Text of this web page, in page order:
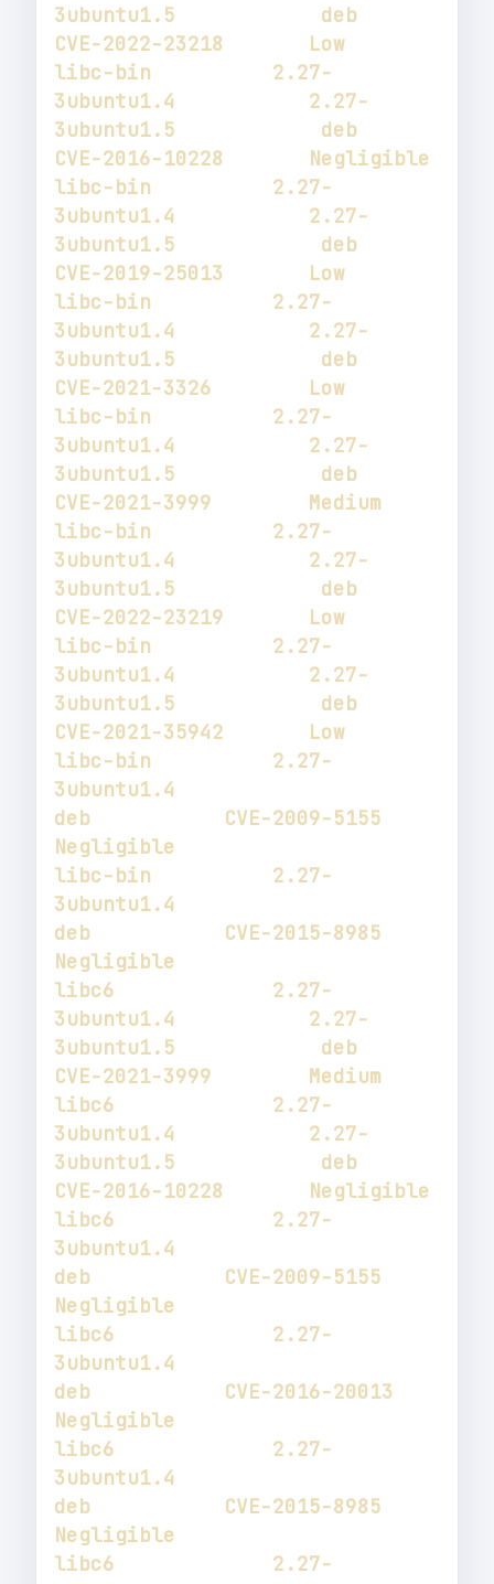
3ubuntu1.5            deb
libc-bin          2.27-
3ubuntu1.4           2.27-
3ubuntu1.5            deb
libc-bin          2.27-
3ubuntu1.4           2.27-
3ubuntu1.5            deb
libc-bin          2.27-
3ubuntu1.4           2.27-
3ubuntu1.5            deb
libc-bin          2.27-
3ubuntu1.4           2.27-
3ubuntu1.5            deb
libc-bin          2.27-
3ubuntu1.4           2.27-
3ubuntu1.5            deb
libc-bin          2.27-
3ubuntu1.4           2.27-
3ubuntu1.5            deb
libc-bin          2.27-
3ubuntu1.4
deb           CVE-2009-5155
libc-bin          2.27-
3ubuntu1.4
deb           CVE-2015-8985
libc6             2.27-
3ubuntu1.4           2.27-
3ubuntu1.5            deb
libc6             2.27-
3ubuntu1.4           2.27-
3ubuntu1.5            deb
libc6             2.27-
3ubuntu1.4
deb           CVE-2009-5155
libc6             2.27-
3ubuntu1.4
deb           CVE-2016-20013
libc6             2.27-
3ubuntu1.4
deb           CVE-2015-8985
libc6             2.27-